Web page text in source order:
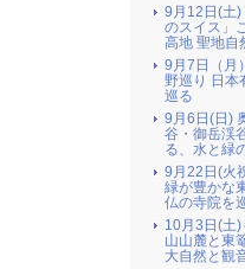
9月12日(土
のスイス」
高地 聖地自
9月7日（月
野巡り 日本
巡る
9月6日(日)
谷・御岳渓
る、水と緑
9月22日(火
緑が豊かな
仏の寺院を
10月3日(土)
山山麓と東
大自然と観